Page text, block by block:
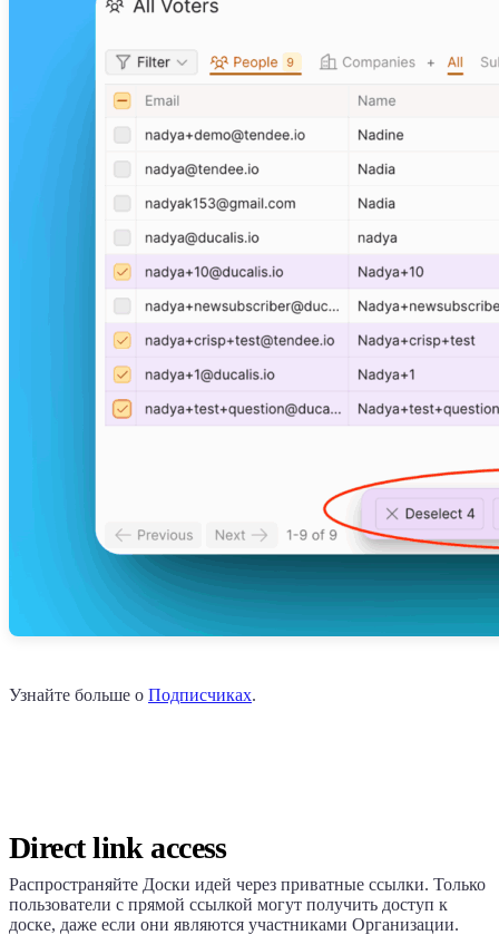
Узнайте больше о Подписчиках.
Direct link access
Распространяйте Доски идей через приватные ссылки. Только
пользователи с прямой ссылкой могут получить доступ к
доске, даже если они являются участниками Организации.